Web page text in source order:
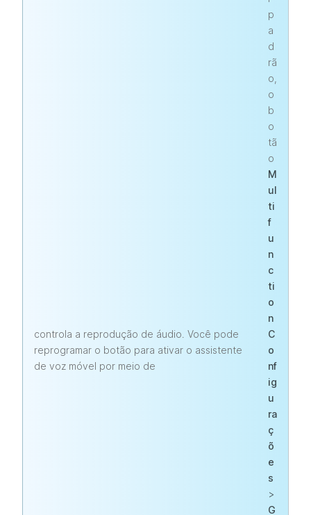
p
a
d
rã
o,
o
b
o
tã
o
M
ul
ti
f
u
n
c
ti
o
n
controla a reprodução de áudio. Você pode
reprogramar o botão para ativar o assistente
de voz móvel por meio de
C
o
nf
ig
u
ra
ç
õ
e
s
>
G